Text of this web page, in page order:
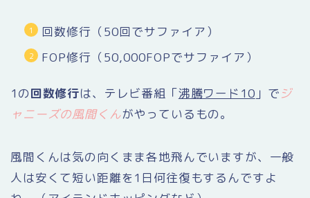
回数修行（50回でサファイア）
FOP修行（50,000FOPでサファイア）
1の回数修行は、テレビ番組「沸騰ワード10 」でジ
ャニーズの風間くんがやっているもの。
風間くんは気の向くまま各地飛んでいますが、一般
人は安くて短い距離を1日何往復もするんですよ